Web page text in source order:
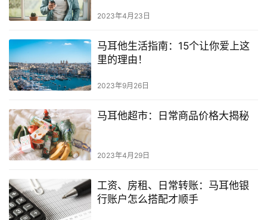
2023年4月23日
马耳他生活指南：15个让你爱上这
里的理由！
2023年9月26日
马耳他超市：日常商品价格大揭秘
2023年4月29日
工资、房租、日常转账：马耳他银
行账户怎么搭配才顺手